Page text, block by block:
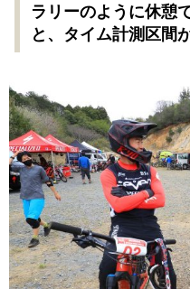
ラリーのように休憩
と、タイム計測区間